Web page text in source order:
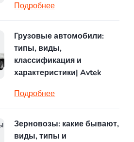
Подробнее
Грузовые автомобили:
типы, виды,
классификация и
характеристики| Avtek
Подробнее
Зерновозы: какие бывают,
виды, типы и